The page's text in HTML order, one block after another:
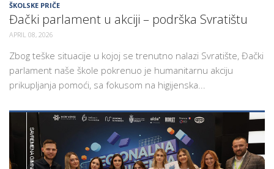
ŠKOLSKE PRIČE
Đački parlament u akciji – podrška Svratištu
APRIL 08, 2026
Zbog teške situacije u kojoj se trenutno nalazi Svratište, Đački
parlament naše škole pokrenuo je humanitarnu akciju
prikupljanja pomoći, sa fokusom na higijenska...